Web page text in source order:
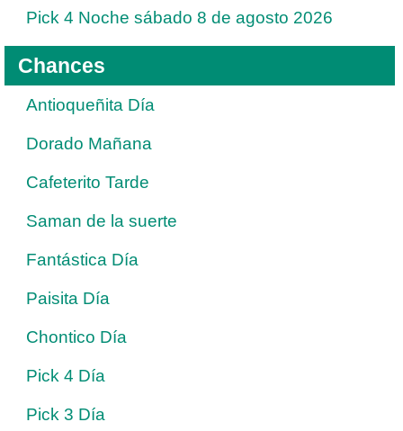
Pick 4 Noche sábado 8 de agosto 2026
Chances
Antioqueñita Día
Dorado Mañana
Cafeterito Tarde
Saman de la suerte
Fantástica Día
Paisita Día
Chontico Día
Pick 4 Día
Pick 3 Día